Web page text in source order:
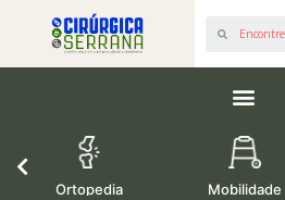
Ortopedia Mobilidade